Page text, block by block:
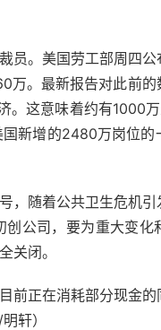
员。美国劳工部周四
万。最新报告对此前的
。这意味着约有1000
新增的2480万岗位的
，随着公共卫生危机
公司，要为重大变化
关闭。
前正在消耗部分现金
轩）